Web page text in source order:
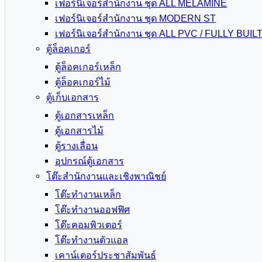
เฟอร์นิเจอร์สำนักงาน ชุด ALL MELAMINE
เฟอร์นิเจอร์สำนักงาน ชุด MODERN ST
เฟอร์นิเจอร์สำนักงาน ชุด ALL PVC / FULLY BUILT
ตู้ล็อคเกอร์
ตู้ล็อคเกอร์เหล็ก
ตู้ล็อคเกอร์ไม้
ตู้เก็บเอกสาร
ตู้เอกสารเหล็ก
ตู้เอกสารไม้
ตู้รางเลื่อน
อุปกรณ์ตู้เอกสาร
โต๊ะสำนักงานและเชิงพาณิชย์
โต๊ะทำงานเหล็ก
โต๊ะทำงานออฟฟิศ
โต๊ะคอมพิวเตอร์
โต๊ะทำงานตัวแอล
เคาน์เตอร์ประชาสัมพันธ์